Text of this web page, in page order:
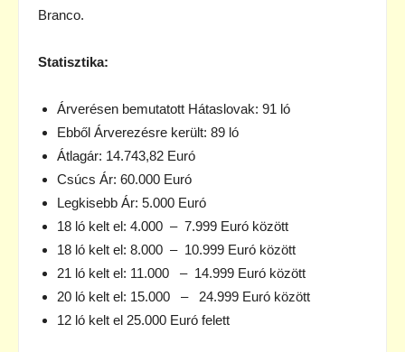
Branco.
Statisztika:
Árverésen bemutatott Hátaslovak: 91 ló
Ebből Árverezésre került: 89 ló
Átlagár: 14.743,82 Euró
Csúcs Ár: 60.000 Euró
Legkisebb Ár: 5.000 Euró
18 ló kelt el: 4.000 – 7.999 Euró között
18 ló kelt el: 8.000 – 10.999 Euró között
21 ló kelt el: 11.000 – 14.999 Euró között
20 ló kelt el: 15.000 – 24.999 Euró között
12 ló kelt el 25.000 Euró felett